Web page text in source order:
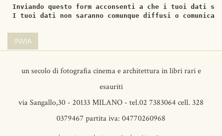
Inviando questo form acconsenti a che i tuoi dati
I tuoi dati non saranno comunque diffusi o
INVIA
un secolo di fotografia cinema e architettura in libri rari e
esauriti
via Sangallo,30 - 20133 MILANO - tel.02 7383064 cell. 328
0379467 partita iva: 04770260968